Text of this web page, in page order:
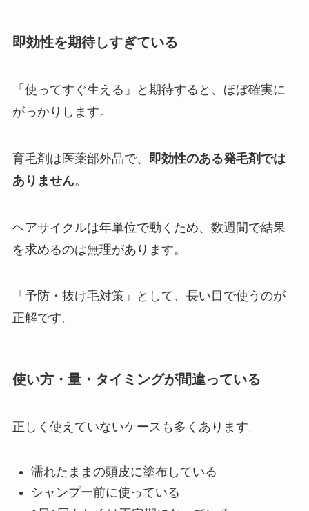
即効性を期待しすぎている
「使ってすぐ生える」と期待すると、ほぼ確実に
がっかりします。
育毛剤は医薬部外品で、 即効性のある発毛剤では
ありません。
ヘアサイクルは年単位で動くため、数週間で結果
を求めるのは無理があります。
「予防・抜け毛対策」として、長い目で使うのが
正解です。
使い方・量・タイミングが間違っている
正しく使えていないケースも多くあります。
濡れたままの頭皮に塗布している
シャンプー前に使っている